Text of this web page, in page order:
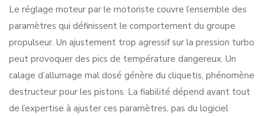
Le réglage moteur par le motoriste couvre l’ensemble des
paramètres qui définissent le comportement du groupe
propulseur. Un ajustement trop agressif sur la pression turbo
peut provoquer des pics de température dangereux. Un
calage d’allumage mal dosé génère du cliquetis, phénomène
destructeur pour les pistons. La fiabilité dépend avant tout
de l’expertise à ajuster ces paramètres, pas du logiciel